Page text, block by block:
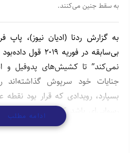
به سقط جنین می‌کنند.
به گزارش ردنا (ادیان نیوز)،
بی‌سابقه در فوریه
نمی‌کند” تا کشیش‌های پدوفیل و
جنایات خود سرپوش
بسپارد، رویدادی که قرار بود
رسوایی‌ای باشد که کلیسای
درگیر کرده است.
ادامه مطلب